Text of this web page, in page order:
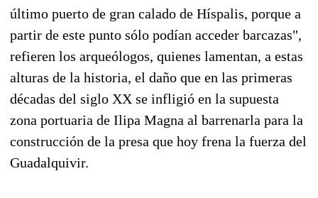
último puerto de gran calado de Híspalis, porque a
partir de este punto sólo podían acceder barcazas",
refieren los arqueólogos, quienes lamentan, a estas
alturas de la historia, el daño que en las primeras
décadas del siglo XX se infligió en la supuesta
zona portuaria de Ilipa Magna al barrenarla para la
construcción de la presa que hoy frena la fuerza del
Guadalquivir.